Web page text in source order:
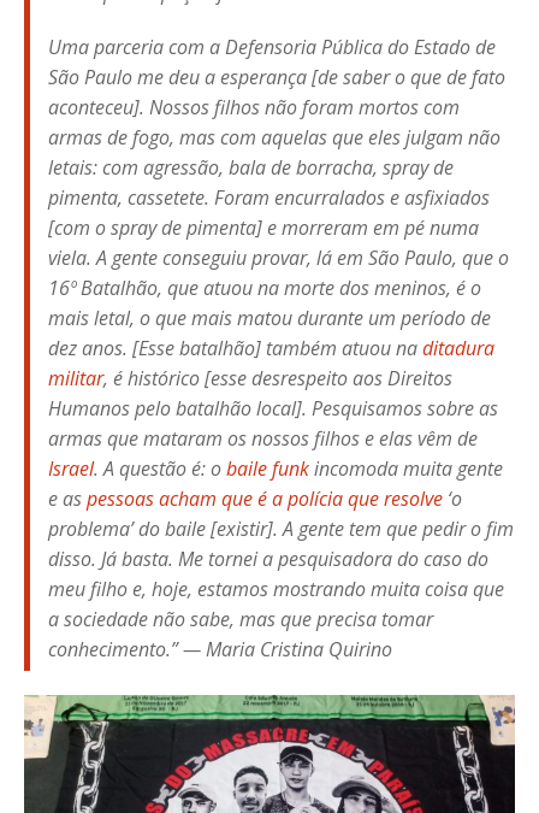
Uma parceria com a Defensoria Pública do Estado de
São Paulo me deu a esperança [de saber o que de fato
aconteceu]. Nossos filhos não foram mortos com
armas de fogo, mas com aquelas que eles julgam não
letais: com agressão, bala de borracha, spray de
pimenta, cassetete. Foram encurralados e asfixiados
[com o spray de pimenta] e morreram em pé numa
viela. A gente conseguiu provar, lá em São Paulo, que o
16º Batalhão, que atuou na morte dos meninos, é o
mais letal, o que mais matou durante um período de
dez anos. [Esse batalhão] também atuou naditadura
militar, é histórico [esse desrespeito aos Direitos
Humanos pelo batalhão local]. Pesquisamos sobre as
armas que mataram os nossos filhos e elas vêm de
Israel. A questão é: obaile funkincomoda muita gente
e aspessoas acham que é a polícia que resolve ‘o
problema’ do baile [existir]. A gente tem que pedir o fim
disso. Já basta. Me tornei a pesquisadora do caso do
meu filho e, hoje, estamos mostrando muita coisa que
a sociedade não sabe, mas que precisa tomar
conhecimento.” — Maria Cristina Quirino